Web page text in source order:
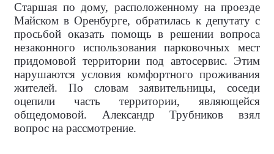
Старшая по дому, расположенному на проезде
Майском в Оренбурге, обратилась к депутату с
просьбой оказать помощь в решении вопроса
незаконного использования парковочных мест
придомовой территории под автосервис. Этим
нарушаются условия комфортного проживания
жителей. По словам заявительницы, соседи
оцепили часть территории, являющейся
общедомовой. Александр Трубников взял
вопрос на рассмотрение.